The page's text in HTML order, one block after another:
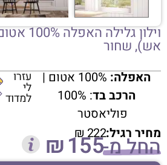
וילון
אש), שחור
האפלה:100% אטום |
הרכב בד : 100%
פוליאסטר
עזרו
לי
למדוד
מחיר רגיל: ₪222החל מ- ₪155